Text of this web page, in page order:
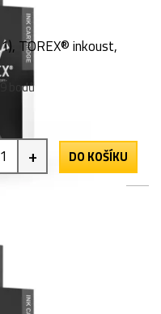
TOREX® inkoust,
9 bodů
+ DO KOŠÍKU